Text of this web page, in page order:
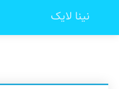
نینا لایک